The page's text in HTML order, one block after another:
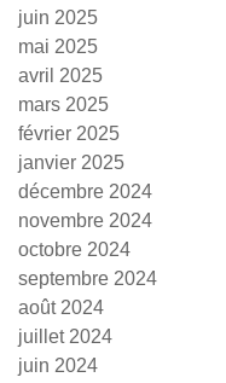
juin 2025
mai 2025
avril 2025
mars 2025
février 2025
janvier 2025
décembre 2024
novembre 2024
octobre 2024
septembre 2024
août 2024
juillet 2024
juin 2024